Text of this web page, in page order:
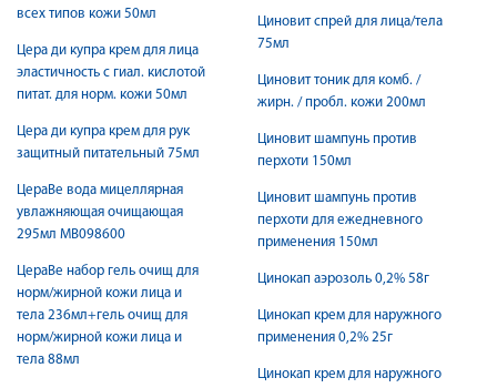
всех типов кожи 50мл
Цера ди купра крем для лица
эластичность с гиал. кислотой
питат. для норм. кожи 50мл
Цера ди купра крем для рук
защитный питательный 75мл
ЦераВе вода мицеллярная
увлажняющая очищающая
295мл МВ098600
ЦераВе набор гель очищ для
норм/жирной кожи лица и
тела 236мл+гель очищ для
норм/жирной кожи лица и
тела 88мл
Циновит спрей для лица/тела
75мл
Циновит тоник для комб. /
жирн. / пробл. кожи 200мл
Циновит шампунь против
перхоти 150мл
Циновит шампунь против
перхоти для ежедневного
применения 150мл
Цинокап аэрозоль 0,2% 58г
Цинокап крем для наружного
применения 0,2% 25г
Цинокап крем для наружного